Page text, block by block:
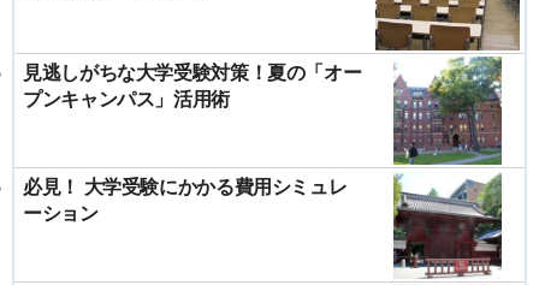
見逃しがちな大学受験対策！夏の「オー
プンキャンパス」活用術
必見！ 大学受験にかかる費用シミュレ
ーション